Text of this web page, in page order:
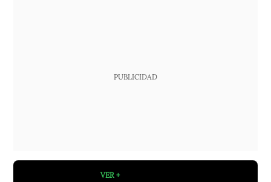
PUBLICIDAD
VER +